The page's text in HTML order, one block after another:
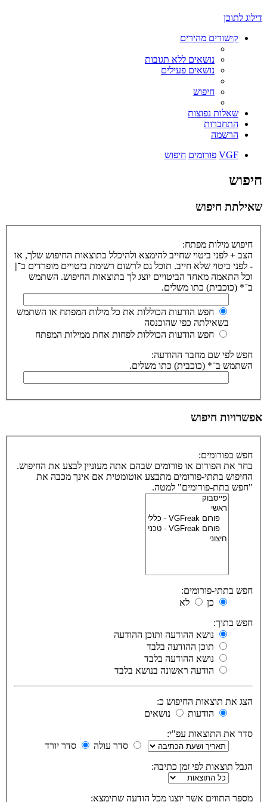
דילוג לתוכן
קישורים מהירים
נושאים ללא תגובות
נושאים פעילים
חיפוש
שאלות נפוצות
התחברות
הרשמה
VGF פורומים חיפוש
חיפוש
שאילתת חיפוש
חיפוש מילות מפתח:
הצב + לפני ביטוי שחייב להימצא ולהיכלל בתוצאות החיפוש שלך, או
- לפני ביטוי שלא חייב. תוכל גם לרשום רשימת ביטויים מופרדים ב־|
וכל התאמה מאחד הביטויים יוצג לך בתוצאות החיפוש. השתמש
ב־* (כוכבית) כתו משלים.
חפש הודעות הכוללות את כל מילות המפתח או השתמש
בשאילתה כפי שהוכנסה
חפש הודעות הכוללות לפחות אחת ממילות המפתח
חפש לפי שם מחבר ההודעה:
השתמש ב־* (כוכבית) כתו משלים.
אפשרויות חיפוש
חפש בפורומים:
בחר את הפורום או פורומים שבהם אתה מעוניין לבצע את החיפוש.
החיפוש בתתי-פורומים מתבצע אוטומטית אם אינך מכבה את
"חפש בתת-פורומים" למטה.
חפש בתתי-פורומים:
כן
לא
חפש בתוך:
נושא ההודעה ותוכן ההודעה
תוכן ההודעה בלבד
נושא ההודעה בלבד
הודעה ראשונה בנושא בלבד
הצג את תוצאות החיפוש כ:
הודעות
נושאים
סדר את התוצאות עפ"י:
סדר עולה
סדר יורד
הגבל תוצאות לפי זמן כתיבה:
מספר התווים אשר יוצגו מכל הודעה שתימצא: